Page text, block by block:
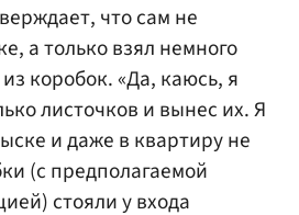
что сам не
а только взял немного
коробок. «Да, каюсь, я
листочков и вынес их. Я
и даже в квартиру не
(с предполагаемой
стояли у входа